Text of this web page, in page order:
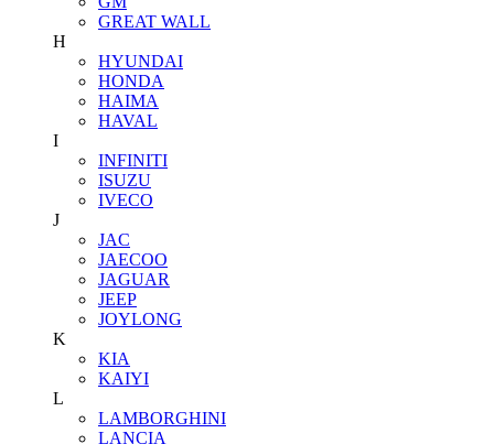
GREAT WALL
H
HYUNDAI
HONDA
HAIMA
HAVAL
I
INFINITI
ISUZU
IVECO
J
JAC
JAECOO
JAGUAR
JEEP
JOYLONG
K
KIA
KAIYI
L
LAMBORGHINI
LANCIA